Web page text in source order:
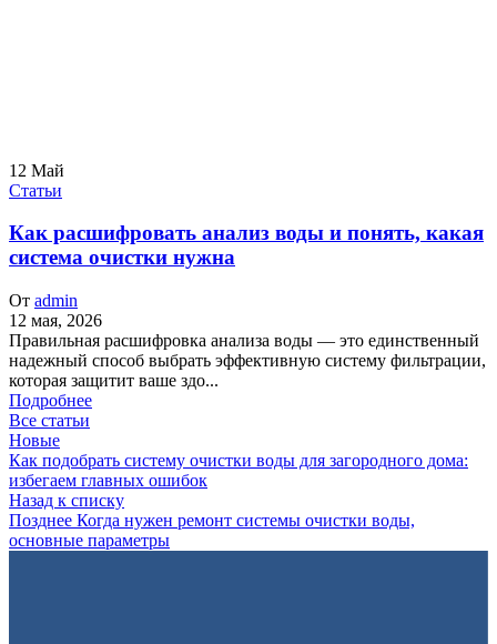
12 Май
Статьи
Как расшифровать анализ воды и понять, какая
система очистки нужна
От admin
12 мая, 2026
Правильная расшифровка анализа воды — это единственный
надежный способ выбрать эффективную систему фильтрации,
которая защитит ваше здо...
Подробнее
Все статьи
Новые
Как подобрать систему очистки воды для загородного дома:
избегаем главных ошибок
Назад к списку
Позднее Когда нужен ремонт системы очистки воды,
основные параметры